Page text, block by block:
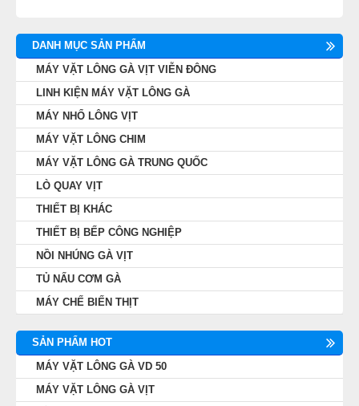
DANH MỤC SẢN PHẨM
MÁY VẶT LÔNG GÀ VỊT VIỄN ĐÔNG
LINH KIỆN MÁY VẶT LÔNG GÀ
MÁY NHỔ LÔNG VỊT
MÁY VẶT LÔNG CHIM
MÁY VẶT LÔNG GÀ TRUNG QUỐC
LÒ QUAY VỊT
THIẾT BỊ KHÁC
THIẾT BỊ BẾP CÔNG NGHIỆP
NỒI NHÚNG GÀ VỊT
TỦ NẤU CƠM GÀ
MÁY CHẾ BIẾN THỊT
SẢN PHẨM HOT
MÁY VẶT LÔNG GÀ VD 50
MÁY VẶT LÔNG GÀ VỊT